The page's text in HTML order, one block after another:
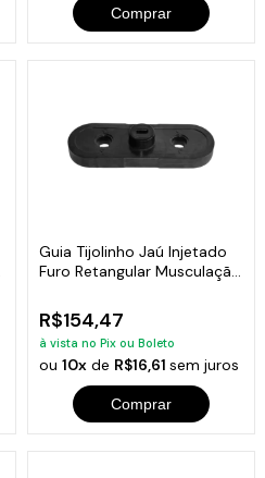
Comprar
Guia Tijolinho Jaú Injetado
Furo Retangular Musculação
R$154,47
à vista no Pix ou Boleto
ou 10xde R$16,61 sem juros
Comprar